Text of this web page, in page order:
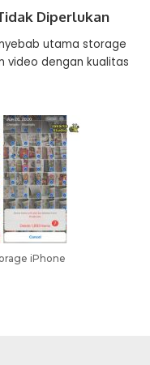
Diperlukan
utama storage
video dengan kualitas
iPhone